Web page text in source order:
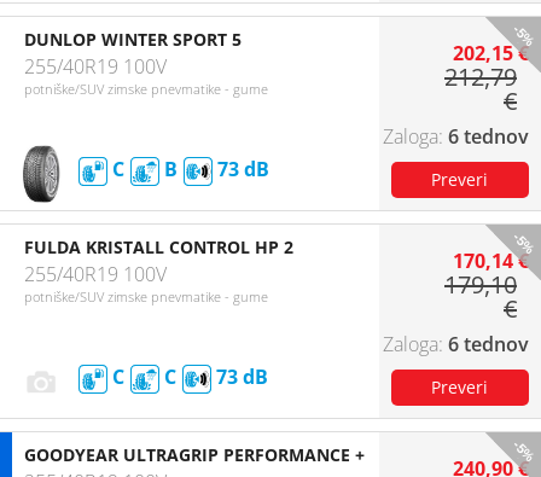
-5%
DUNLOP WINTER SPORT 5
255/40R19 100V
potniške/SUV zimske pnevmatike - gume
C B 73
202,15 €
212,79
€
6 tednov
-5%
FULDA KRISTALL CONTROL HP 2
255/40R19 100V
potniške/SUV zimske pnevmatike - gume
C C 73
170,14 €
179,10
€
6 tednov
-5%
GOODYEAR ULTRAGRIP PERFORMANCE +
240,90 €